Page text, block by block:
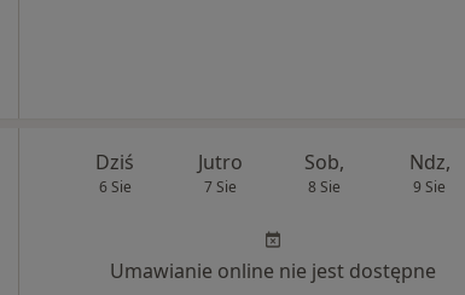
Dziś
6 Sie
Jutro
7 Sie
Sob,
8 Sie
Ndz,
9 Sie
Umawianie online nie jest dostępne